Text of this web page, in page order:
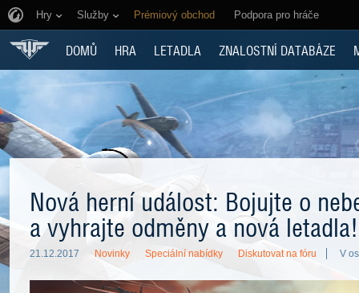
Hry Služby Prémiový obchod Podpora pro hráče
DOMŮ HRA LETADLA ZNALOSTNÍ DATABÁZE
Nová herní událost: Bojujte o
a vyhrajte odměny a nová letadla!
21.12.2017 Novinky Speciální nabídky Diskutovat na fóru V